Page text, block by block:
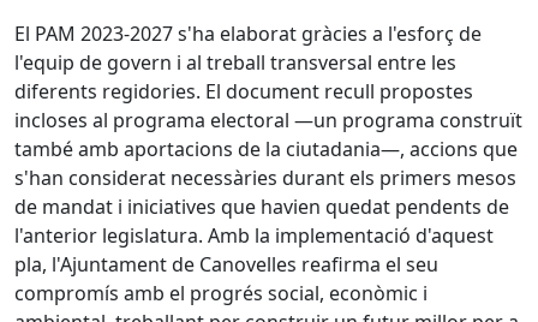
El PAM 2023-2027 s'ha elaborat gràcies a l'esforç de
l'equip de govern i al treball transversal entre les
diferents regidories. El document recull propostes
incloses al programa electoral —un programa construït
també amb aportacions de la ciutadania—, accions que
s'han considerat necessàries durant els primers mesos
de mandat i iniciatives que havien quedat pendents de
l'anterior legislatura. Amb la implementació d'aquest
pla, l'Ajuntament de Canovelles reafirma el seu
compromís amb el progrés social, econòmic i